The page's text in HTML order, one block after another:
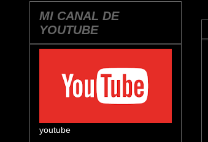
MI CANAL DE
YOUTUBE
youtube